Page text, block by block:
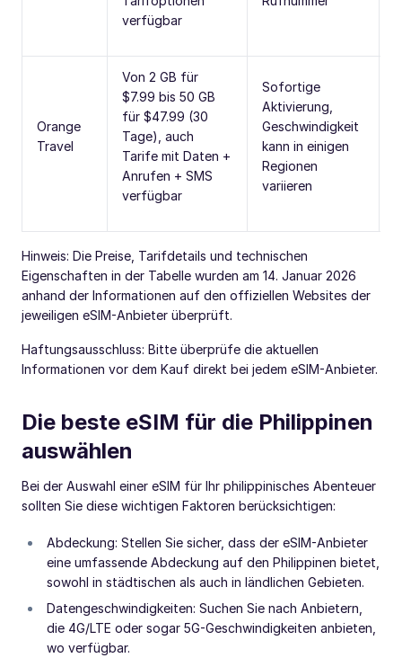
verfügbar
Orange
Travel
Von 2 GB für
$7.99 bis 50 GB
für $47.99 (30
Tage), auch
Tarife mit Daten +
Anrufen + SMS
verfügbar
Sofortige
Aktivierung,
Geschwindigkeit
kann in einigen
Regionen
variieren
Hinweis: Die Preise, Tarifdetails und technischen
Eigenschaften in der Tabelle wurden am 14. Januar 2026
anhand der Informationen auf den offiziellen Websites der
jeweiligen eSIM-Anbieter überprüft.
Haftungsausschluss: Bitte überprüfe die aktuellen
Informationen vor dem Kauf direkt bei jedem eSIM-Anbieter.
Die beste eSIM für die Philippinen
auswählen
Bei der Auswahl einer eSIM für Ihr philippinisches Abenteuer
sollten Sie diese wichtigen Faktoren berücksichtigen:
Abdeckung: Stellen Sie sicher, dass der eSIM-Anbieter
eine umfassende Abdeckung auf den Philippinen bietet,
sowohl in städtischen als auch in ländlichen Gebieten.
Datengeschwindigkeiten: Suchen Sie nach Anbietern,
die 4G/LTE oder sogar 5G-Geschwindigkeiten anbieten,
wo verfügbar.